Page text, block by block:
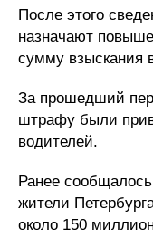
После этого
назначают
сумму взыскания
За прошедший
штрафу были
водителей.
Ранее
жители
около 150